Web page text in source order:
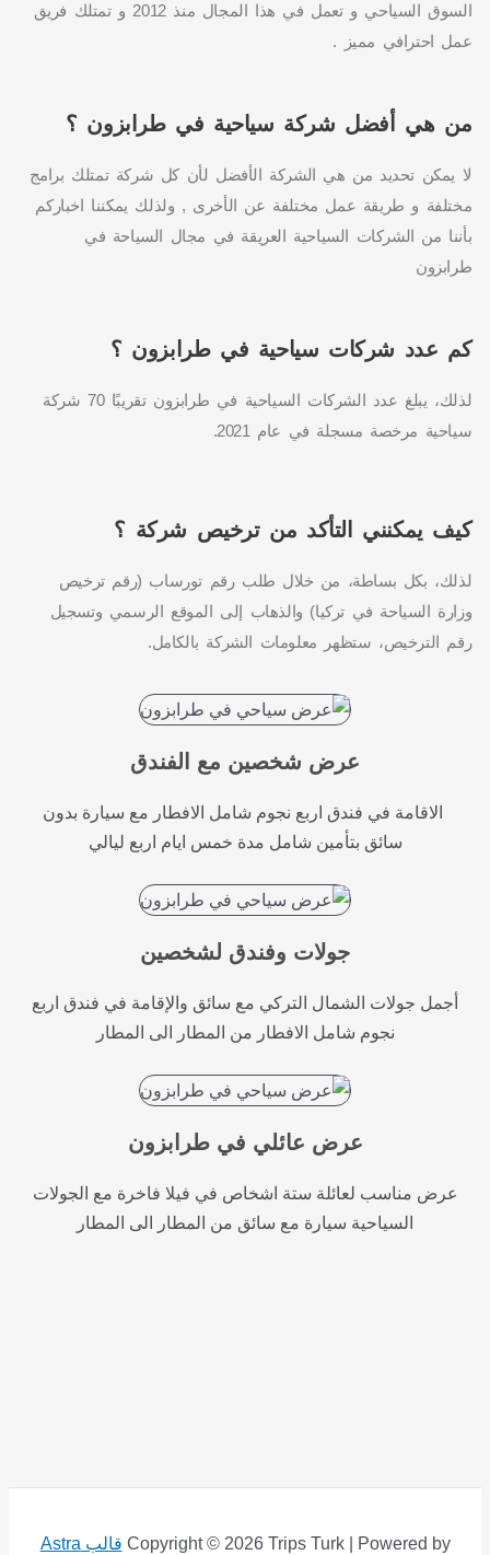
السوق السياحي و تعمل في هذا المجال منذ 2012 و تمتلك فريق
عمل احترافي مميز .
من هي أفضل شركة سياحية في طرابزون ؟
لا يمكن تحديد من هي الشركة الأفضل لأن كل شركة تمتلك برامج
مختلفة و طريقة عمل مختلفة عن الأخرى , ولذلك يمكننا اخباركم
بأننا من الشركات السياحية العريقة في مجال السياحة في
طرابزون
كم عدد شركات سياحية في طرابزون ؟
لذلك، يبلغ عدد الشركات السياحية في طرابزون تقريبًا 70 شركة
سياحية مرخصة مسجلة في عام 2021.
كيف يمكنني التأكد من ترخيص شركة ؟
لذلك، بكل بساطة، من خلال طلب رقم تورساب (رقم ترخيص
وزارة السياحة في تركيا) والذهاب إلى الموقع الرسمي وتسجيل
رقم الترخيص، ستظهر معلومات الشركة بالكامل.
عرض شخصين مع الفندق
الاقامة في فندق اربع نجوم شامل الافطار مع سيارة بدون
سائق بتأمين شامل مدة خمس ايام اربع ليالي
جولات وفندق لشخصين
أجمل جولات الشمال التركي مع سائق والإقامة في فندق اربع
نجوم شامل الافطار من المطار الى المطار
عرض عائلي في طرابزون
عرض مناسب لعائلة ستة اشخاص في فيلا فاخرة مع الجولات
السياحية سيارة مع سائق من المطار الى المطار
Copyright © 2026 Trips Turk | Powered by قالب Astra